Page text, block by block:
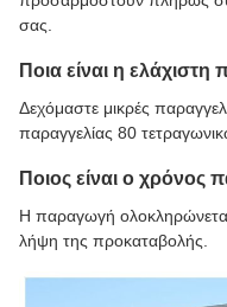
σας.
Ποια είναι η
Δεχόμαστε μικρές
παραγγελίας 80
Ποιος είναι ο χρόνος
Η παραγωγή
λήψη της προκαταβολής.